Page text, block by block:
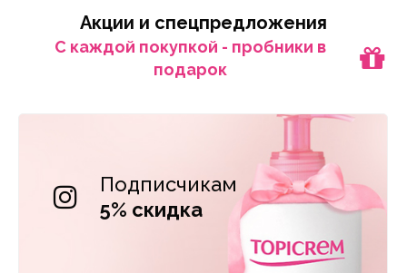
Акции и спецпредложения
C каждой покупкой - пробники в
подарок
Подписчикам
5% скидка